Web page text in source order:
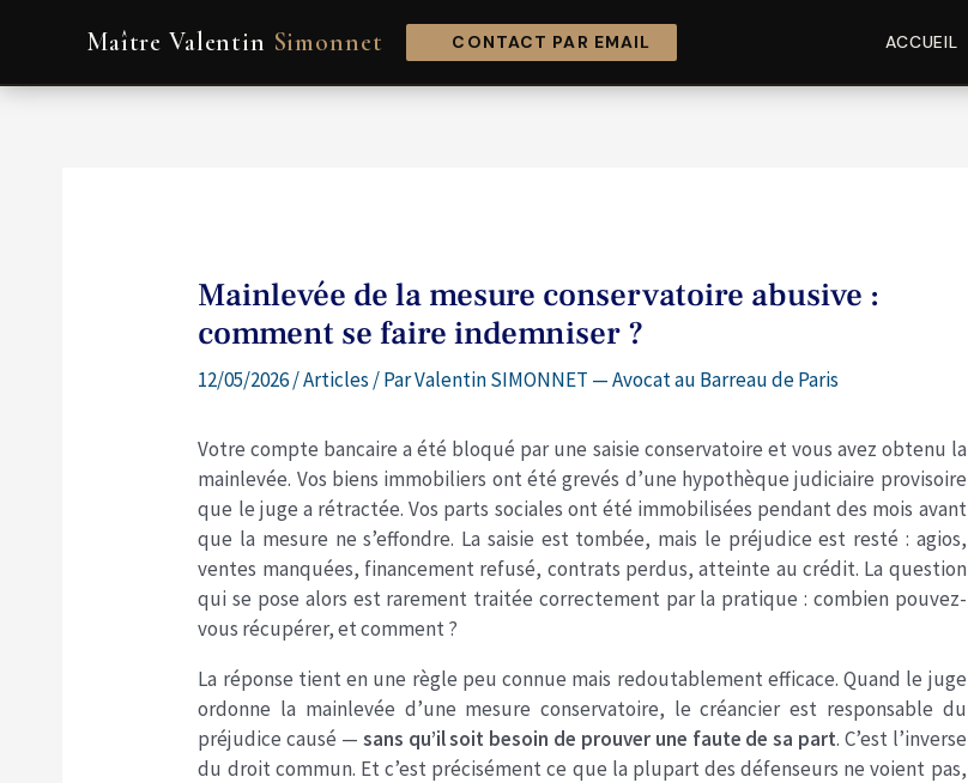
Maître Valentin Simonnet CONTACT PAR EMAIL ACCUEIL
Mainlevée de la mesure conservatoire abusive :
comment se faire indemniser ?
12/05/2026/Articles / ParValentin SIMONNET — Avocat au Barreau de Paris
Votre compte bancaire a été bloqué par une saisie conservatoire et vous avez obtenu la
mainlevée. Vos biens immobiliers ont été grevés d’une hypothèque judiciaire provisoire
que le juge a rétractée. Vos parts sociales ont été immobilisées pendant des mois avant
que la mesure ne s’effondre. La saisie est tombée, mais le préjudice est resté : agios,
ventes manquées, financement refusé, contrats perdus, atteinte au crédit. La question
qui se pose alors est rarement traitée correctement par la pratique : combien pouvez-
vous récupérer, et comment ?
La réponse tient en une règle peu connue mais redoutablement efficace. Quand le juge
ordonne la mainlevée d’une mesure conservatoire, le créancier est responsable du
préjudice causé — sans qu’il soit besoin de prouver une faute de sa part. C’est l’inverse
du droit commun. Et c’est précisément ce que la plupart des défenseurs ne voient pas,
de